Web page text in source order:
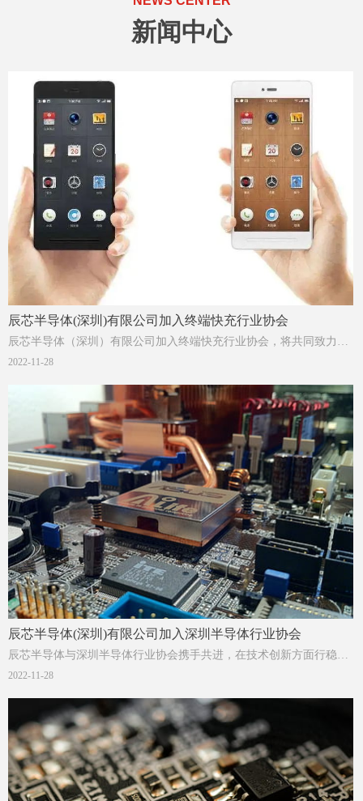
辰芯半导体(深圳)有限公司加入终端快充行业协会
辰芯半导体（深圳）有限公司加入终端快充行业协会，将共同致力提
供给用户更好的快充体验，提升资源利用率，加速推进融合快充技
2022-11-28
辰芯半导体(深圳)有限公司加入深圳半导体行业协会
辰芯半导体与深圳半导体行业协会携手共进，在技术创新方面行稳致
远，相信凭借自身多年的经验可以促进半导体行业高质量发展。
2022-11-28
新闻中心